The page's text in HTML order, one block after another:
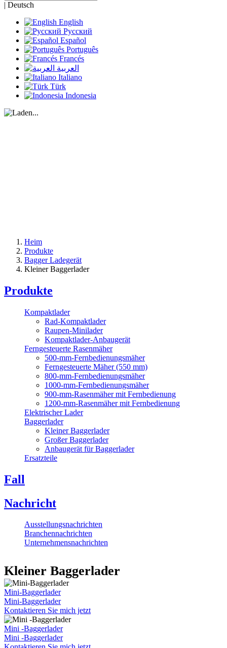
| Deutsch
English
Русский
Español
Português
Francés
العربية
Italiano
Türk
Indonesia
Heim
Produkte
Bagger Ladegerät
Kleiner Baggerlader
Produkte
Kompaktlader
Rad-Kompaktlader
Raupen-Minilader
Kompaktlader-Anbaugerät
Ferngesteuerte Rasenmäher
500-mm-Fernbedienungsmäher
Ferngesteuerte Mäher (550 mm)
800-mm-Fernbedienungsmäher
1000-mm-Fernbedienungsmäher
900-mm-Rasenmäher mit Fernbedienung
1200-mm-Rasenmäher mit Fernbedienung
Elektrischer Lader
Baggerlader
Kleiner Baggerlader
Großer Baggerlader
Anbaugerät für Baggerlader
Ersatzteile
Fall
Nachricht
Ausstellungsnachrichten
Branchennachrichten
Unternehmensnachrichten
Kleiner Baggerlader
Mini-Baggerlader
Mini-Baggerlader
Kontaktieren Sie mich jetzt
Mini -Baggerlader
Mini -Baggerlader